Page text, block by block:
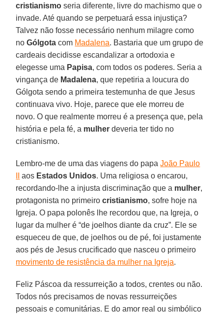
cristianismo seria diferente, livre do machismo que o
invade. Até quando se perpetuará essa injustiça?
Talvez não fosse necessário nenhum milagre como
noGólgota com Madalena. Bastaria que um grupo de
cardeais decidisse escandalizar a ortodoxia e
elegesse uma Papisa, com todos os poderes. Seria a
vingança de Madalena, que repetiria a loucura do
Gólgota sendo a primeira testemunha de que Jesus
continuava vivo. Hoje, parece que ele morreu de
novo. O que realmente morreu é a presença que, pela
história e pela fé, a mulher deveria ter tido no
cristianismo.
Lembro-me de uma das viagens do papaJoão Paulo
aos Estados Unidos. Uma religiosa o encarou,
recordando-lhe a injusta discriminação que a mulher,
protagonista no primeirocristianismo, sofre hoje na
Igreja. O papa polonês lhe recordou que, na Igreja, o
lugar da mulher é “de joelhos diante da cruz”. Ele se
esqueceu de que, de joelhos ou de pé, foi justamente
aos pés de Jesus crucificado que nasceu o primeiro
movimento de resistência da mulher na Igreja.
Feliz Páscoa da ressurreição a todos, crentes ou não.
Todos nós precisamos de novas ressurreições
pessoais e comunitárias. E do amor real ou simbólico